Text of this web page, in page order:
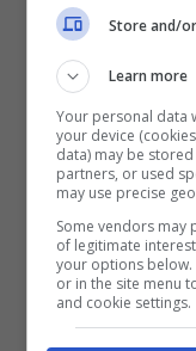
Store and/
Learn more
Your personal data
your device
data) may be
partners, or used
may use precise
Some vendors may
of legitimate
your options
or in the site menu
and cookie settings.